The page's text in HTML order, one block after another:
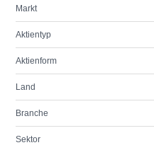
Markt
Aktientyp
Aktienform
Land
Branche
Sektor